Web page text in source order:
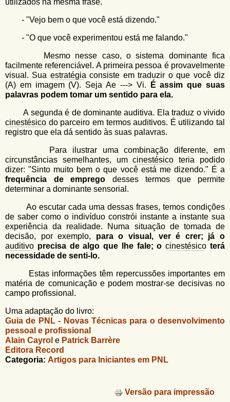
utilizados na mesma frase.
- "Vejo bem o que você está dizendo."
- "O que você experimentou está me falando."
Mesmo nesse caso, o sistema dominante fica
facilmente referenciável. A primeira pessoa é provavelmente
visual. Sua estratégiaconsiste em traduzir o que você diz
(A) em imagem (V). Seja Ae ---> Vi.
É assim que suas
palavras podem tomar um sentido para ela.
A segunda é de dominante auditiva. Ela traduz o vivido
cinestésico do parceiro em termos auditivos. É utilizando tal
registro que ela dá sentido às suas palavras.
Para ilustrar uma combinação diferente, em
circunstâncias semelhantes, umcinestésico teria podido
dizer: "Sinto muito bem o que você está me dizendo." É a
frequência de emprego desses termos que permite
determinar a dominante sensorial.
Ao escutar cada uma dessas frases, temos condições
de saber como o indivíduo constrói instante a instante sua
experiência da realidade. Numa situação de tomada de
decisão, por exemplo, para o visual, ver é crer; já o
auditivo precisa de algo que lhe fale; ocinestésico terá
necessidade de senti-lo.
Estas informações têm repercussões importantes em
matéria de comunicação e podem mostrar-se decisivas no
campo profissional.
Uma adaptação do livro:
Guia de PNL - Novas Técnicas para o desenvolvimento
pessoal e profissional
Alain Cayrol e Patrick Barrère
Editora Record
Categoria: Artigos para Iniciantes em PNL
Versão para impressão